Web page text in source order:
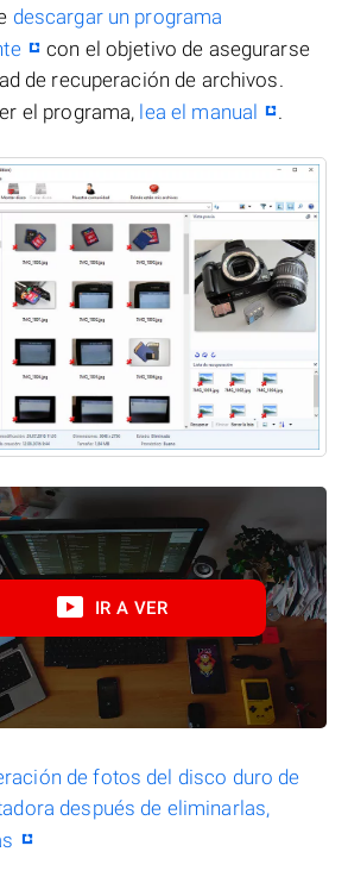
descargar un programa
con el objetivo de asegurarse
de recuperación de archivos.
el programa, lea el manual .
IR A VER
de fotos del disco duro de
después de eliminarlas,